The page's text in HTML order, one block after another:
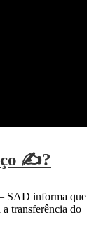
✍?
SAD informa que
transferência do